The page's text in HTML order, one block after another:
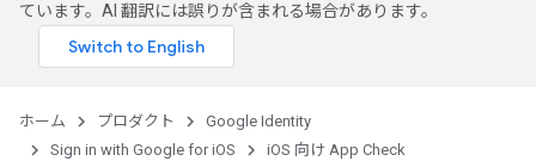
ています。AI 翻訳には誤りが含まれる場合があります。
ホーム プロダクト
Google Identity
Sign in with Google for iOS
iOS 向け App Check